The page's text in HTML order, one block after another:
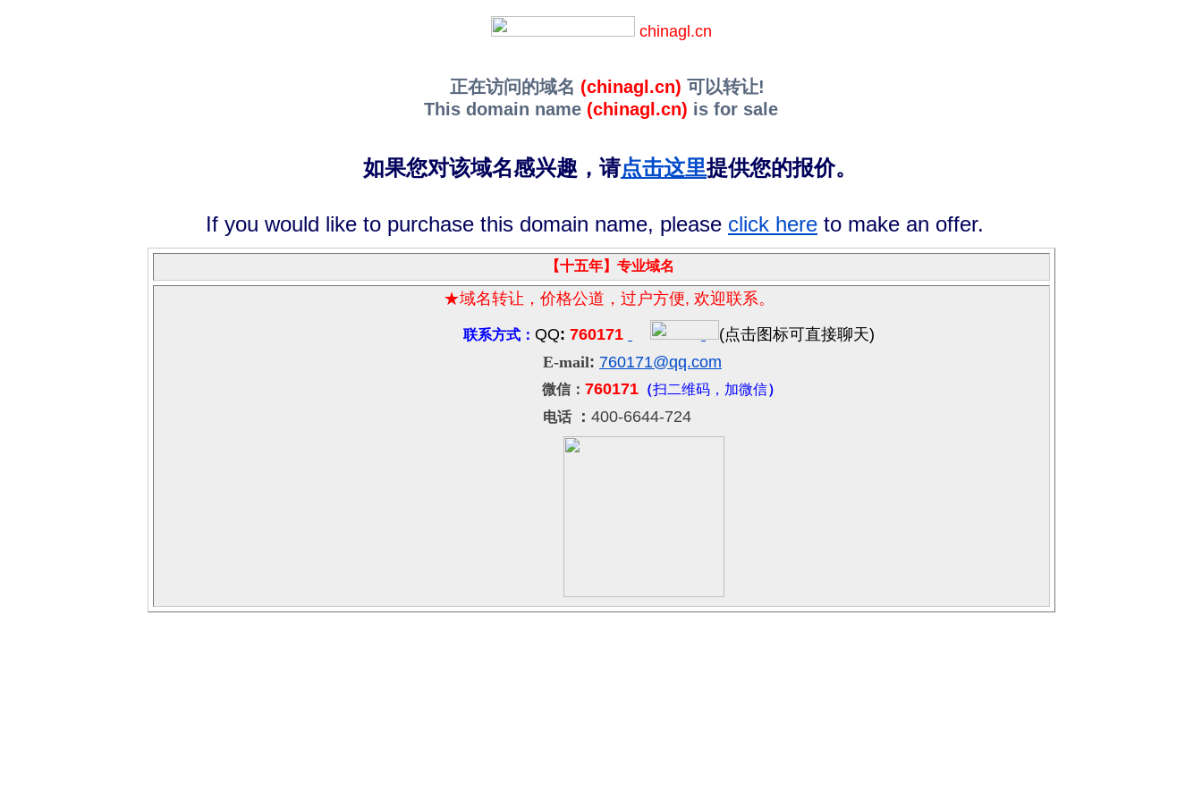
chinagl.cn
正在访问的域名 (chinagl.cn) 可以转让!
This domain name (chinagl.cn) is for sale
如果您对该域名感兴趣，请点击这里提供您的报价。
If you would like to purchase this domain name, please click here to make an offer.
【十五年】 专业域名
★域名转让，价格公道，过户方便, 欢迎联系。
联系方式： QQ: 760171 (点击图标可直接聊天)
E-mail: 760171@qq.com
微信： 760171（扫二维码，加微信）
电话
： 400-6644-724